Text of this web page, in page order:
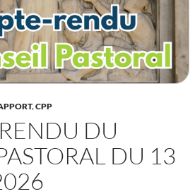
,CPP
DU
DU 13